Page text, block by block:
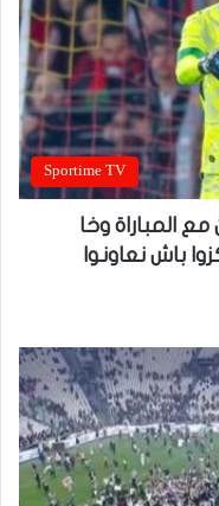
Sportime TV
مع المباراة وخا
باش نعاونوا